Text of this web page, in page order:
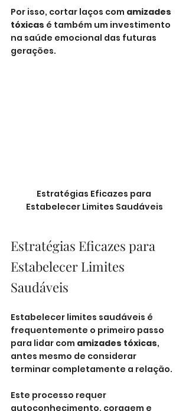
Por isso, cortar laços com amizades
tóxicas é também um investimento
na saúde emocional das futuras
gerações.
Estratégias Eficazes para
Estabelecer Limites Saudáveis
Estratégias Eficazes para
Estabelecer Limites
Saudáveis
Estabelecer limites saudáveis é
frequentemente o primeiro passo
para lidar com amizades tóxicas,
antes mesmo de considerar
terminar completamente a relação.
Este processo requer
autoconhecimento, coragem e